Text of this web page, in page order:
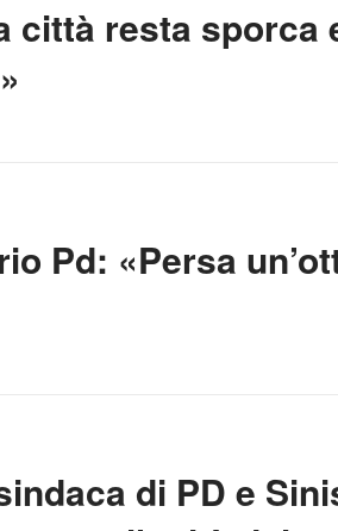
città resta sporca
Pd: «Persa
di PD e